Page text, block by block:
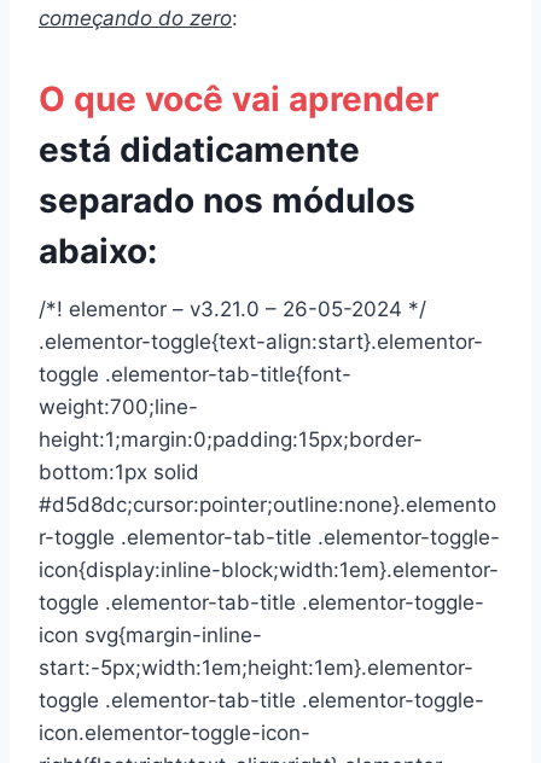
começando do zero:
O que você vai aprender
está didaticamente
separado nos módulos
abaixo:
/*! elementor – v3.21.0 – 26-05-2024 */
.elementor-toggle{text-align:start}.elementor-
toggle .elementor-tab-title{font-
weight:700;line-
height:1;margin:0;padding:15px;border-
bottom:1px solid
#d5d8dc;cursor:pointer;outline:none}.elemento
r-toggle .elementor-tab-title .elementor-toggle-
icon{display:inline-block;width:1em}.elementor-
toggle .elementor-tab-title .elementor-toggle-
icon svg{margin-inline-
start:-5px;width:1em;height:1em}.elementor-
toggle .elementor-tab-title .elementor-toggle-
icon.elementor-toggle-icon-